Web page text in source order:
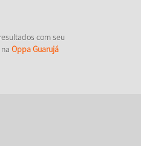
com seu
Oppa Guarujá